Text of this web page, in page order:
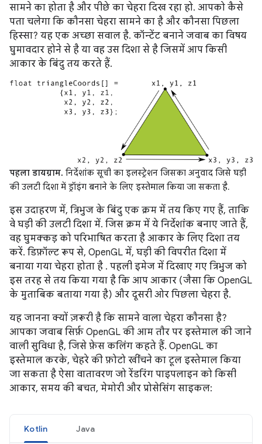
सामने का होता है और पीछे का चेहरा दिख रहा हो. आपको कैसे
पता चलेगा कि कौनसा चेहरा सामने का है और कौनसा पिछला
हिस्सा? यह एक अच्छा सवाल है. कॉन्टेंट बनाने जवाब का विषय
घुमावदार होने से है या वह उस दिशा से है जिसमें आप किसी
आकार के बिंदु तय करते हैं.
पहला डायग्राम. निर्देशांक सूची का इलस्ट्रेशन जिसका अनुवाद जिसे घड़ी
की उलटी दिशा में ड्रॉइंग बनाने के लिए इस्तेमाल किया जा सकता है.
इस उदाहरण में, त्रिभुज के बिंदु एक क्रम में तय किए गए हैं, ताकि
वे घड़ी की उलटी दिशा में. जिस क्रम में ये निर्देशांक बनाए जाते हैं,
वह घुमक्कड़ को परिभाषित करता है आकार के लिए दिशा तय
करें. डिफ़ॉल्ट रूप से, OpenGL में, घड़ी की विपरीत दिशा में
बनाया गया चेहरा होता है . पहली इमेज में दिखाए गए त्रिभुज को
इस तरह से तय किया गया है कि आप आकार (जैसा कि OpenGL
के मुताबिक बताया गया है) और दूसरी ओर पिछला चेहरा है.
यह जानना क्यों ज़रूरी है कि सामने वाला चेहरा कौनसा है?
आपका जवाब सिर्फ़ OpenGL की आम तौर पर इस्तेमाल की जाने
वाली सुविधा है, जिसे फ़ेस कलिंग कहते हैं. OpenGL का
इस्तेमाल करके, चेहरे की फ़ोटो खींचने का टूल इस्तेमाल किया
जा सकता है ऐसा वातावरण जो रेंडरिंग पाइपलाइन को किसी
आकार, समय की बचत, मेमोरी और प्रोसेसिंग साइकल:
Kotlin Java